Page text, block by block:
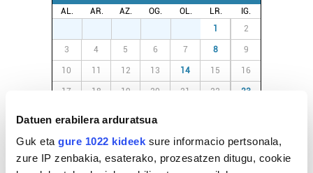
Datuen erabilera arduratsua
Guk eta gure 1022 kideek sure informacio pertsonala,
zure IP zenbakia, esaterako, prozesatzen ditugu, cookie
AL. AR. AZ. OG. OL. LR.
IG.
1 2
3 4 5 6 7 8 9
10 11 12 13 14 15 16
17 18 19 20 21 22 23